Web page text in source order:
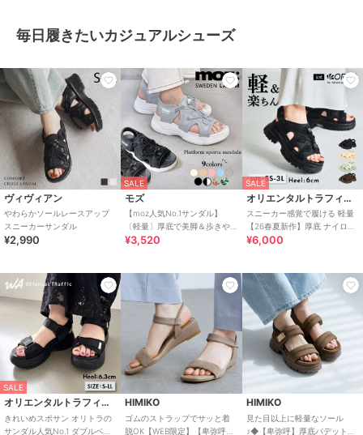
毎日履きたいカジュアルシューズ
ヴィヴィアン
やわらかソールレースアップ
スニーカーサンダル
¥2,990
SALE
モズ
【moz人気No.1サンダル】
〔軽量〕厚底で美脚＆歩きや
すい！疲れにくいフィット感
¥3,520
SALE
オリエンタルトラフィック
スニーカー感覚で履ける 軽量
【26春夏新作】厚底 ナイロン
スポーツサンダル /OT3232
¥6,000
SALE
オリエンタルトラフィック
きれいめスポサン オリトラの
サンダル人気No.1 ダブルベル
HIMIKO
ゴムのストラップでサッと着
脱OK【WEB限定】【卑弥呼
HIMIKO
見た目以上に軽量なソール
♪◆【卑弥呼】厚底パデットサ